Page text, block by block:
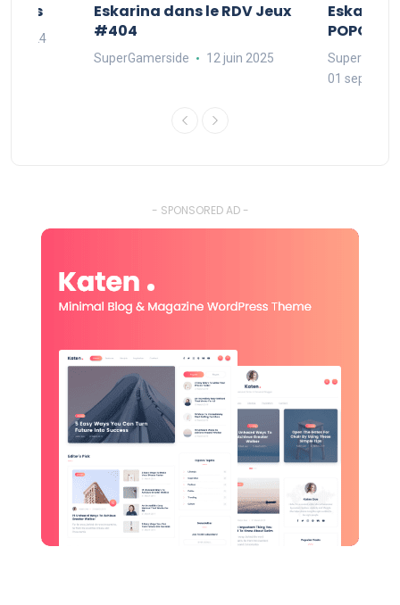
2024
Eskarina dans le RDV Jeux
#404
SuperGamerside 12 juin 2025
Eskarina
01
- SPONSORED AD -